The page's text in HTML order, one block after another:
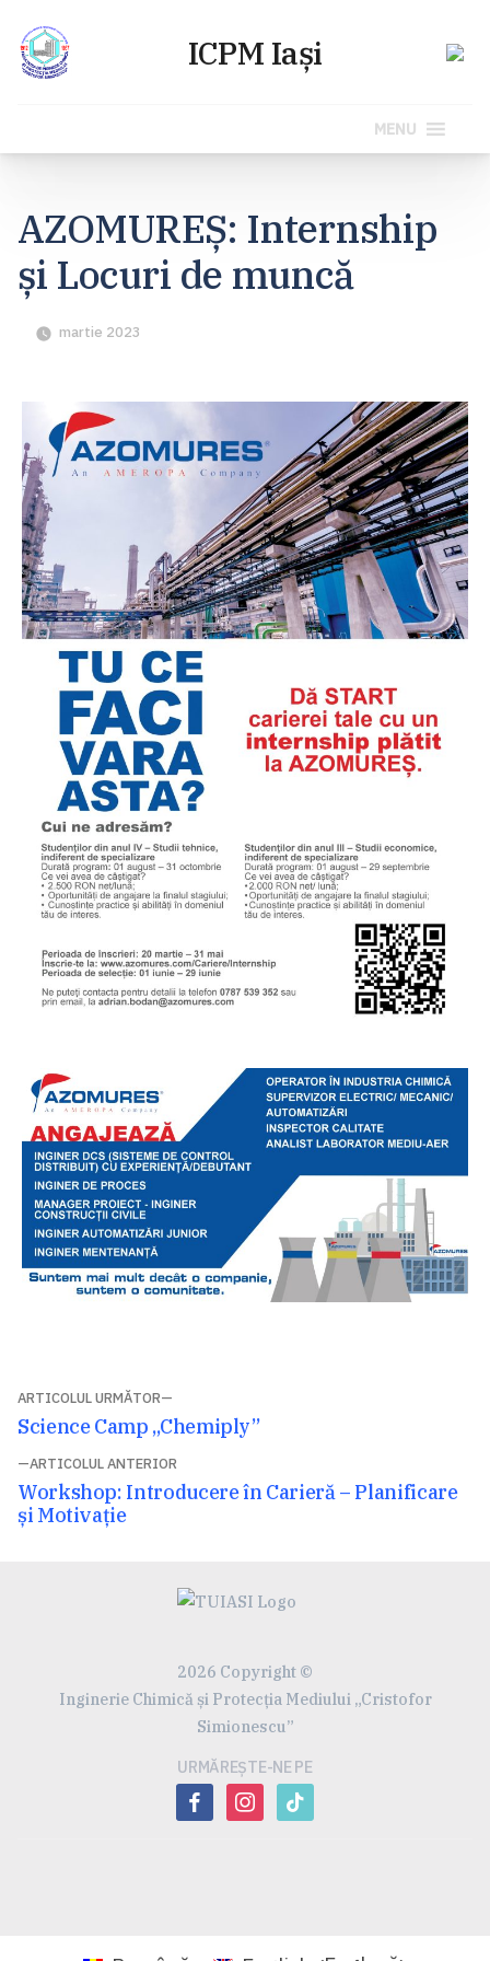
conținut
MENU
AZOMUREȘ: Internship
și Locuri de muncă
martie 2023
Navigare
în
articole
ARTICOLUL ANTERIOR
Articolul
anterior:
Workshop: Introducere în Carieră – Planificare
și Motivație
ARTICOLUL URMĂTOR
Articolul
Science Camp „Chemiply”
2026 Copyright ©
Inginerie Chimică și Protecția Mediului „Cristofor
Simionescu”
URMĂREȘTE-NE PE
facebookinstagram
tiktok